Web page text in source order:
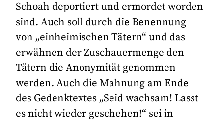
Schoah deportiert und ermordet worden
sind. Auch soll durch die Benennung
von „einheimischen Tätern“ und das
erwähnen der Zuschauermenge den
Tätern die Anonymität genommen
werden. Auch die Mahnung am Ende
des Gedenktextes „Seid wachsam! Lasst
es nicht wieder geschehen!“ sei in